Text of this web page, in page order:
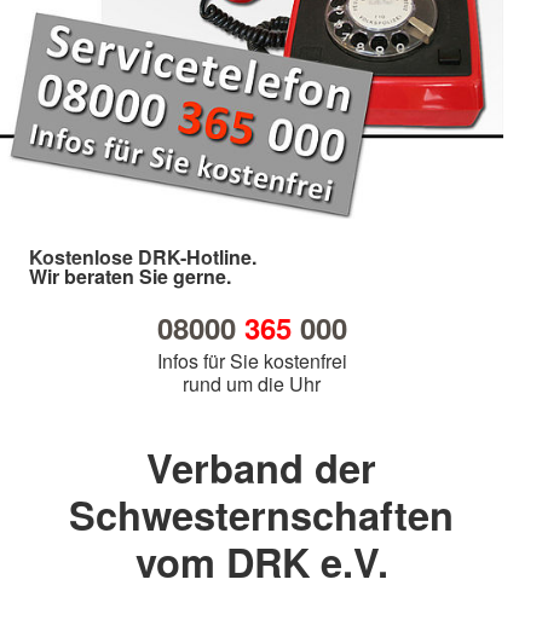
Kostenlose DRK-Hotline.
Wir beraten Sie gerne.
08000 365000
Infos für Sie kostenfrei
rund um die Uhr
Verband der
Schwesternschaften
vom DRK e.V.